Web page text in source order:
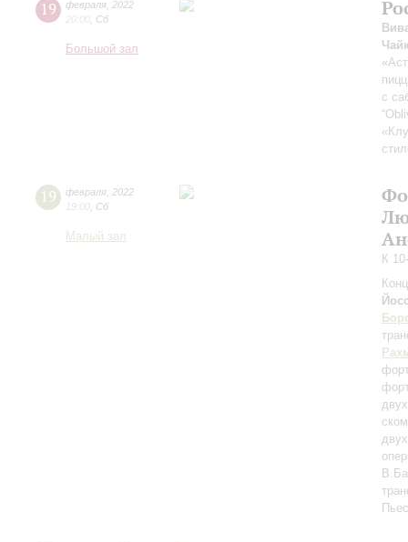
19 февраля 2022
20:00 Сб
Большой зал
с
19 февраля 2022
19:00 Сб
Малый зал
К